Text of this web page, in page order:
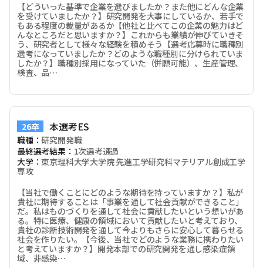
【どういった基準で企業を選びましたか？また他にどんな企業
を受けていましたか？】研究開発を大事にしているか、若手で
もある程度の裁量があるか【他社と比べてこの企業の魅力はど
んなところだと思いますか？】これからも業績が伸びていきそ
う、研究者として様々な経験を積めそう【選考応募時に職種別
選考になっていましたか？どのような職種別に分けられていま
したか？】職種別採用になっていた（併願可能）、生産管理、
検査、品…
26卒 本選考ES
職種：研究開発職
最終選考結果： 1次選考通過
大学：東京理科大学大学院 先進工学研究科マテリアル創成工学
専攻
【当社で働くことにどのような期待を持っていますか？】私が
貴社に期待することは「事業を通して社会貢献ができること」
だ。私はものづくりを通して社会に貢献したいという想いがあ
る。特に医療、健康の領域において貢献したいと考えており、
貴社の診断技術開発を通して今よりもさらに安心して暮らせる
社会を作りたい。【今後、当社でどのような業務に携わりたい
と考えていますか？】開発本部での研究開発を通し感染症領
域、非感染…